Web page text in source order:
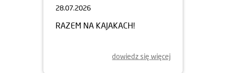
28.07.2026
RAZEM NA KAJAKACH!
dowiedz się więcej